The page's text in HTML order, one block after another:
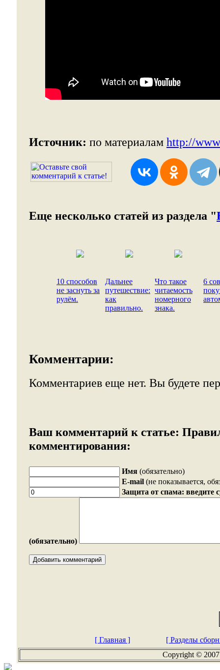
Источник: по материалам http://
Еще несколько статей из раздела "
10 способов
не заснуть за
рулём.
Дальнее
путешествие:
как
правильно.
Что такое
читаемость
номерного
знака.
6
Комментарии:
Комментариев еще нет. Вы будете
Ваш комментарий к статье:
комментирования:
Имя (обязательно)
E-mail (не показывается,
Защита от спама: введите
(обязательно)
[ Главная ]
[ Разделы
Copyright ©